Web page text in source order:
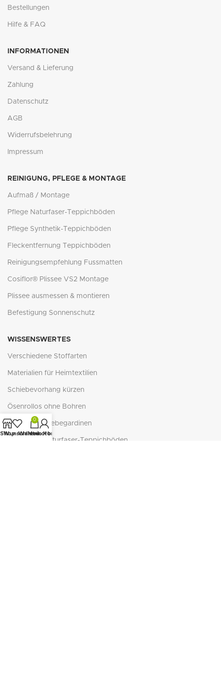
Bestellungen
Hilfe & FAQ
INFORMATIONEN
Versand & Lieferung
Zahlung
Datenschutz
AGB
Widerrufsbelehrung
Impressum
REINIGUNG, PFLEGE & MONTAGE
Aufmaß / Montage
Pflege Naturfaser-Teppichböden
Pflege Synthetik-Teppichböden
Fleckentfernung Teppichböden
Reinigungsempfehlung Fussmatten
Cosiflor® Plissee VS2 Montage
Plissee ausmessen & montieren
Befestigung Sonnenschutz
WISSENSWERTES
Verschiedene Stoffarten
Materialien für Heimtextilien
Schiebevorhang kürzen
Ösenrollos ohne Bohren
Zubehör Schiebegardinen
Verlegung Naturfaser-Teppichböden
Shop
Wunschliste
0
Warenkorb
Mein Konto